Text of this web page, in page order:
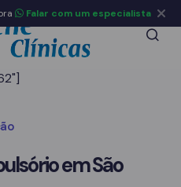
em São
Falar com um especialista